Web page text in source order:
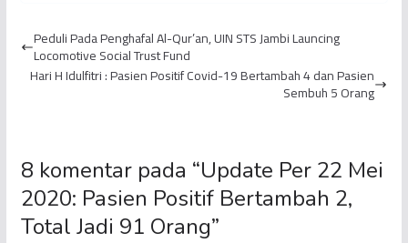
Peduli Pada Penghafal Al-Qur’an, UIN STS Jambi Launcing
Locomotive Social Trust Fund
Hari H Idulfitri : Pasien Positif Covid-19 Bertambah 4 dan Pasien
Sembuh 5 Orang
8 komentar pada “Update Per 22 Mei
2020: Pasien Positif Bertambah 2,
Total Jadi 91 Orang”